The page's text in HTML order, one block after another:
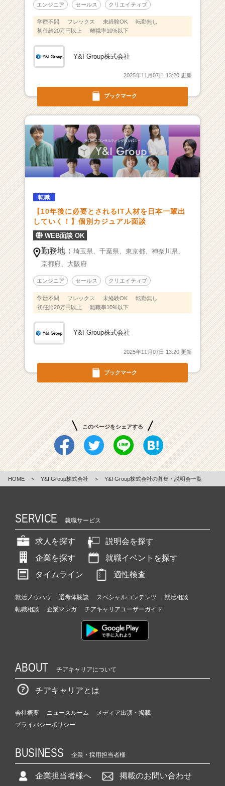
の
高
い
人
育
世
ベ
ン
チ
ャ
ー”を、
創
ろ
う。」
|
ン
チ
ー・
企
ら
カ
届
く
就
イ
キ
ャ
リ
ア
（C
h
e
a
r
r）
ブックマーク
エンジニア セールス クリエイティブ
学歴不問 フレックス 未経験OK
転勤無し
初任給20万円以上
離職率10%以下
Y&I Group株式会社
2025年11月07日 13:20 更新
ブックマーク
転職
【10年後に必要とされるIT人材を日本一輩出
していく！】個別カジュアル面談
WEB面談 OK
勤務地： 埼玉県、 千葉県、 東京都、 神奈川県、
京都府、 大阪府
エンジニア セールス クリエイティブ
学歴不問 フレックス 未経験OK
転勤無し
初任給20万円以上
離職率10%以下
Y&I Group株式会社
2025年11月07日 13:20 更新
このページをシェアする
HOME ＞ Y&I Group株式会社 ＞ Y&I Group株式会社の募集・説明会一覧
SERVICE 就職サービス
求人を探す
説明会を探す
企業を探す
就職イベントを探す
タイムライン
適性検査
就活ノウハウ 選考体験談 スペシャルコンテンツ
就活相談
転職相談
企業マンガ チアキャリアユーザーガイド
ABOUT チアキャリアについて
チアキャリアとは
会社概要 ニュースルーム
メディア出演・掲載
プライバシーポリシー
BUSINESS 企業・採用担当者様
企業担当者様へ 掲載のお問い合わせ